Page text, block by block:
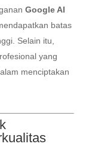
Google AI
batas
Selain itu,
yang
menciptakan